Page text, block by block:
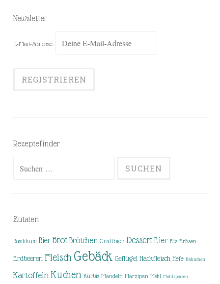
Newsletter
E-Mail-Adresse:
Rezeptefinder
Zutaten
Basilikum Bier Brot Brötchen Craftbier Dessert Eier Eis Erbsen
Erdbeeren Fleisch Gebäck Geflügel Hackfleisch Hefe Hähnchen
Kartoffeln Kuchen Kürbis Mandeln Marzipan Mehl Mehlspeisen